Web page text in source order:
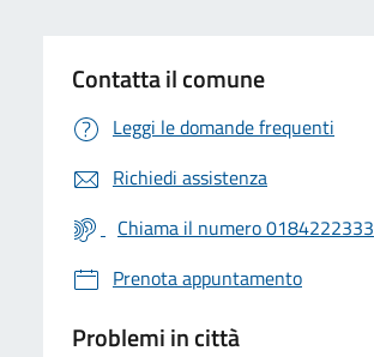
Contatta il comune
Leggi le domande frequenti
Richiedi assistenza
Chiama il numero 0184222333
Prenota appuntamento
Problemi in città